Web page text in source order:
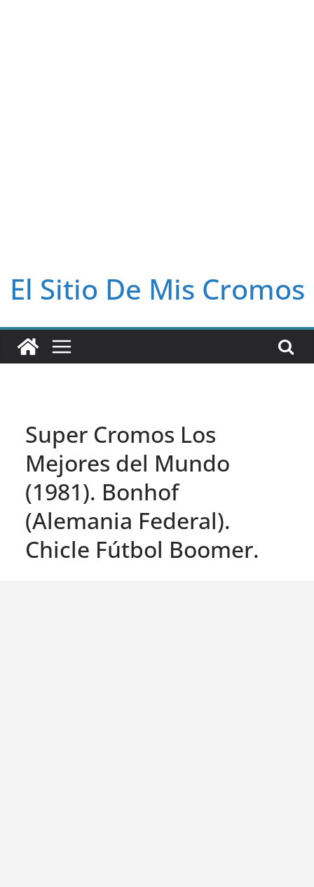
El Sitio De Mis Cromos
Super Cromos Los
Mejores del Mundo
(1981). Bonhof
(Alemania Federal).
Chicle Fútbol Boomer.